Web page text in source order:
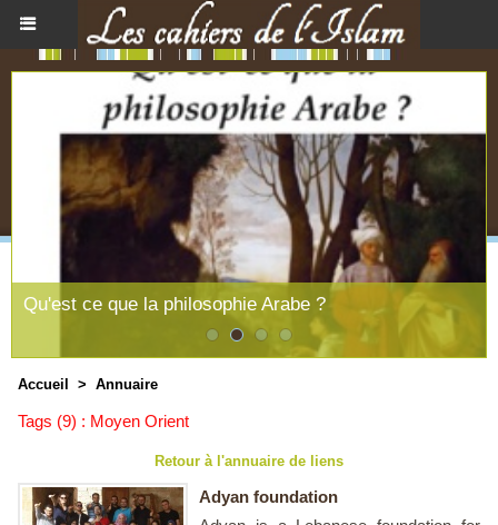
Qu'est ce que la philosophie Arabe ?
Accueil > Annuaire
Tags (9) : Moyen Orient
Retour à l'annuaire de liens
Adyan foundation